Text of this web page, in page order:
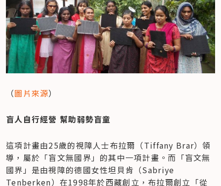
（圖片來源）
盲人自行經營 幫助弱勢盲童
這項計畫由25歲的視障人士布拉爾（Tiffany Brar）領
導，屬於「盲文無國界」的其中一項計畫。而「盲文無
國界」是由視障的德國女性坦貝肯（Sabriye
Tenberken）在1998年於西藏創立，布拉爾創立「從